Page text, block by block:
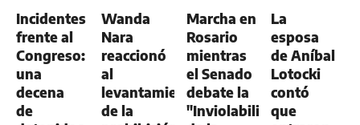
Incidentes
frente al
Congreso:
una
decena
de
Wanda
Nara
reaccionó
al
levantamiento
de la
Marcha en
Rosario
mientras
el Senado
debate la
"Inviolabilidad
La
esposa
de Aníbal
Lotocki
contó
que